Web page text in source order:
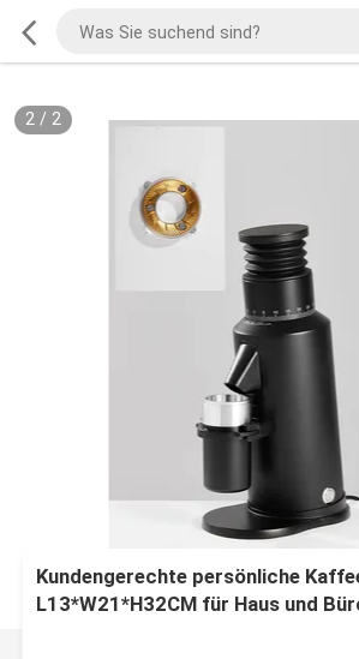
2/ 2
Kundengerechte persönliche
L13*W21*H32CM für Haus und